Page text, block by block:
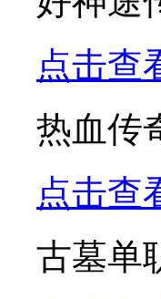
点击查
热血传
点击查
古墓单